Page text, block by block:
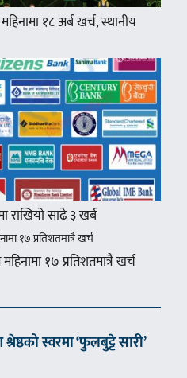
१८ अर्ब खर्च, स्थानीय
राखियो साढे ३ खर्ब
१७ प्रतिशतमात्रै खर्च
स्वरमा ‘फुलबुट्टे सारी’